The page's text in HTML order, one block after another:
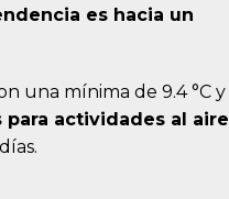
es hacia un
una mínima de 9.4 °C y
actividades al aire